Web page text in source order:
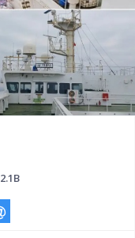
2.1B